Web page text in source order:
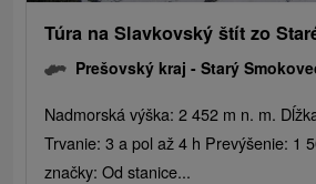
Túra na Slavkovský štít zo
Prešovský kraj -Starý
Nadmorská výška: 2 452 m n. m.
Trvanie: 3 a pol až 4 h Prevýšenie: 1
značky: Od stanice...